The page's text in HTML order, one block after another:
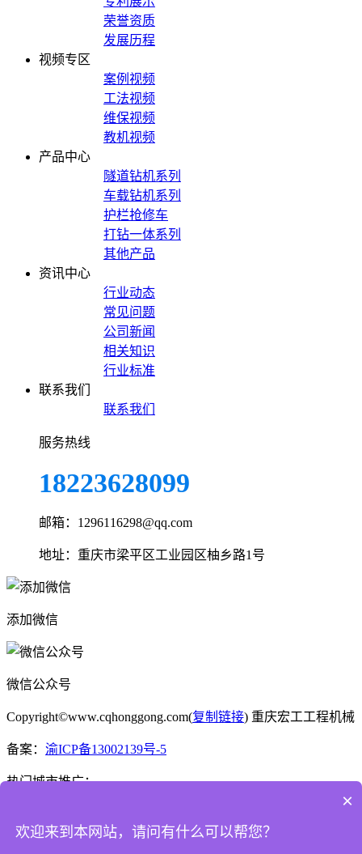
荣誉资质
发展历程
视频专区
案例视频
工法视频
维保视频
教机视频
产品中心
隧道钻机系列
车载钻机系列
护栏抢修车
打钻一体系列
其他产品
资讯中心
行业动态
常见问题
公司新闻
相关知识
行业标准
联系我们
联系我们
服务热线
18223628099
邮箱：1296116298@qq.com
地址：重庆市梁平区工业园区柚乡路1号
添加微信
微信公众号
Copyright©www.cqhonggong.com(复制链接) 重庆宏工工程机械
备案： 渝ICP备13002139号-5
热门城市推广：
×
欢迎来到本网站，请问有什么可以帮您？